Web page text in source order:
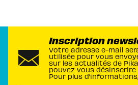
Inscription
Votre adresse e-mail
utilisée pour vous
sur les actualités de
pouvez vous
Pour plus d’informations,